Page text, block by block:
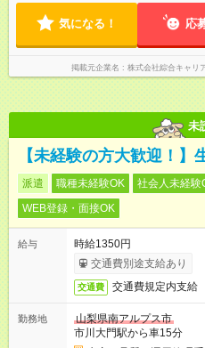
気になる！ 応
掲載元企業名 株式会社綜合キャリ
未
【未経験の方大歓迎！
派遣 職種未経験OK 社会人未経験
WEB登録・面接OK
給与
時給1350円
交通費別途支給あり
交通費 交通費規定内支給
勤務地
山梨県南アルプス市
市川大門駅から車15分